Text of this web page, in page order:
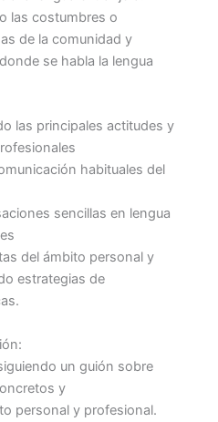
las costumbres o
de la comunidad y
se habla la lengua
las principales actitudes y
habituales del
sencillas en lengua
del ámbito personal y
estrategias de
un guión sobre
y
personal y profesional.